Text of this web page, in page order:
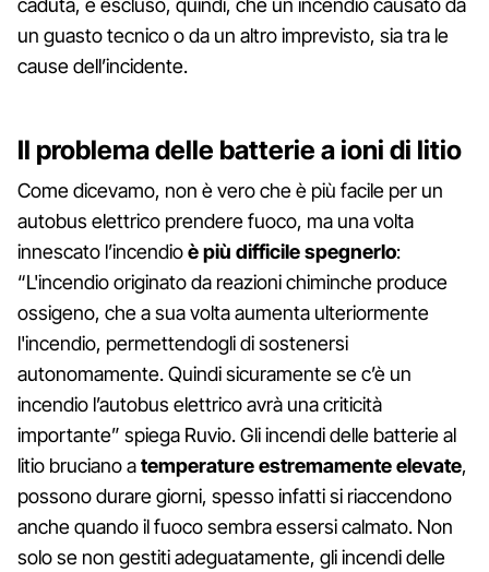
caduta, è escluso, quindi, che un incendio causato da
un guasto tecnico o da un altro imprevisto, sia tra le
cause dell’incidente.
Il problema delle batterie a ioni di litio
Come dicevamo, non è vero che è più facile per un
autobus elettrico prendere fuoco, ma una volta
innescato l’incendioè più difficile spegnerlo:
“L'incendio originato da reazioni chiminche produce
ossigeno, che a sua volta aumenta ulteriormente
l'incendio, permettendogli di sostenersi
autonomamente. Quindi sicuramente se c’è un
incendio l’autobus elettrico avrà una criticità
importante” spiega Ruvio. Gli incendi delle batterie al
litio bruciano atemperature estremamente elevate,
possono durare giorni, spesso infatti si riaccendono
anche quando il fuoco sembra essersi calmato. Non
solo se non gestiti adeguatamente, gli incendi delle